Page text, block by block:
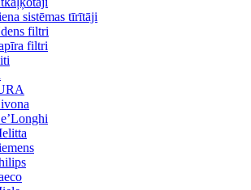
sistēmas tīrītāji
filtri
filtri